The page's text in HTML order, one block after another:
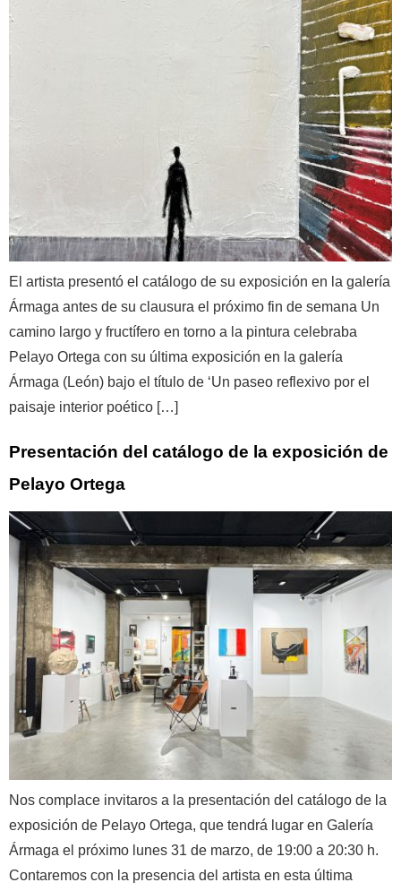
El artista presentó el catálogo de su exposición en la galería
Ármaga antes de su clausura el próximo fin de semana Un
camino largo y fructífero en torno a la pintura celebraba
Pelayo Ortega con su última exposición en la galería
Ármaga (León) bajo el título de ‘Un paseo reflexivo por el
paisaje interior poético […]
Presentación del catálogo de la exposición de
Pelayo Ortega
Nos complace invitaros a la presentación del catálogo de la
exposición de Pelayo Ortega, que tendrá lugar en Galería
Ármaga el próximo lunes 31 de marzo, de 19:00 a 20:30 h.
Contaremos con la presencia del artista en esta última